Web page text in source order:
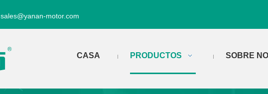
sales@yanan-motor.com
CASA PRODUCTOS SOBRE